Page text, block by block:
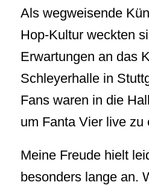
Als wegweisende
Hop-Kultur weckten
Erwartungen an das
Schleyerhalle in
Fans waren in die
um Fanta Vier live zu
Meine Freude hielt
besonders lange an.